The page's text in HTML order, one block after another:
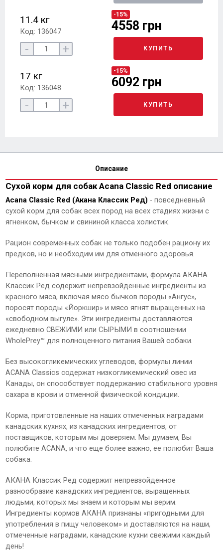
11.4 кг
Код: 136047
-15%
4558 грн
- + КУПИТЬ
17 кг
Код: 136048
-15%
6092 грн
- + КУПИТЬ
Описание
Сухой корм для собак Acana Classic Red описание
Acana Classic Red (Акана Классик Ред) - повседневный
сухой корм для собак всех пород на всех стадиях жизни с
ягненком, бычком и свининой класса холистик.
Рацион современных собак не только подобен рациону их
предков, но и необходим им для отменного здоровья.
Переполненная мясными ингредиентами, формула АКАНА
Классик Ред содержит непревзойденные ингредиенты из
красного мяса, включая мясо бычков породы «Ангус»,
поросят породы «Йоркшир» и мясо ягнят выращенных на
«свободном выгуле». Эти ингредиенты доставляются
ежедневно СВЕЖИМИ или СЫРЫМИ в соотношении
WholePrey™ для полноценного питания Вашей собаки.
Без высокогликемических углеводов, формулы линии
ACANA Classics содержат низкогликемический овес из
Канады, он способствует поддержанию стабильного уровня
сахара в крови и отменной физической кондиции.
Корма, приготовленные на наших отмеченных наградами
канадских кухнях, из канадских ингредиентов, от
поставщиков, которым мы доверяем. Мы думаем, Вы
полюбите ACANA, и что еще более важно, ее полюбит Ваша
собака.
АКАНА Классик Ред содержит непревзойденное
разнообразие канадских ингредиентов, выращенных
людьми, которых мы знаем и которым мы верим.
Ингредиенты кормов АКАНА признаны «пригодными для
употребления в пищу человеком» и доставляются на наши,
отмеченные наградами, канадские кухни свежими каждый
день!